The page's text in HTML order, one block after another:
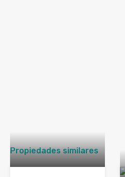
Propiedades similares